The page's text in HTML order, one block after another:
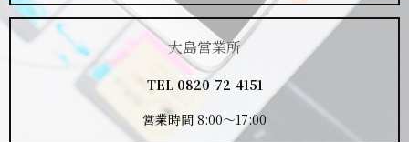
大島営業所
TEL 0820-72-4151
営業時間 8:00～17:00